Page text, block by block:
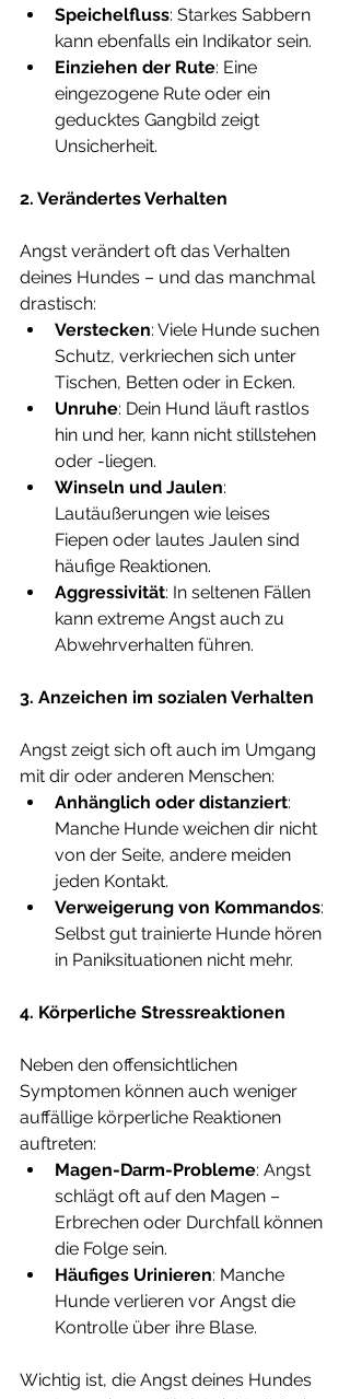
Speichelfluss: Starkes Sabbern
kann ebenfalls ein Indikator sein.
Einziehen der Rute: Eine
eingezogene Rute oder ein
geducktes Gangbild zeigt
Unsicherheit.
2. Verändertes Verhalten
Angst verändert oft das Verhalten
deines Hundes – und das manchmal
drastisch:
Verstecken: Viele Hunde suchen
Schutz, verkriechen sich unter
Tischen, Betten oder in Ecken.
Unruhe: Dein Hund läuft rastlos
hin und her, kann nicht stillstehen
oder -liegen.
Winseln und Jaulen:
Lautäußerungen wie leises
Fiepen oder lautes Jaulen sind
häufige Reaktionen.
Aggressivität: In seltenen Fällen
kann extreme Angst auch zu
Abwehrverhalten führen.
3. Anzeichen im sozialen Verhalten
Angst zeigt sich oft auch im Umgang
mit dir oder anderen Menschen:
Anhänglich oder distanziert:
Manche Hunde weichen dir nicht
von der Seite, andere meiden
jeden Kontakt.
Verweigerung von Kommandos:
Selbst gut trainierte Hunde hören
in Paniksituationen nicht mehr.
4. Körperliche Stressreaktionen
Neben den offensichtlichen
Symptomen können auch weniger
auffällige körperliche Reaktionen
auftreten:
Magen-Darm-Probleme: Angst
schlägt oft auf den Magen –
Erbrechen oder Durchfall können
die Folge sein.
Häufiges Urinieren: Manche
Hunde verlieren vor Angst die
Kontrolle über ihre Blase.
Wichtig ist, die Angst deines Hundes